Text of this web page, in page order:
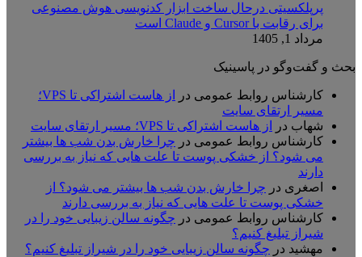
پرپلکسیتی درحال ساخت ابزار کدنویسی هوش مصنوعی
برای رقابت با Cursor و Claude است
مرداد 1, 1405
بحث و گفت‌وگو در پاسینیک
کارشناس روابط عمومی در
از هاست اشتراکی تا VPS؛
مسیر ارتقای سایت
شهاب در
از هاست اشتراکی تا VPS؛ مسیر ارتقای سایت
کارشناس روابط عمومی در چرا خارش بدن شب ها بیشتر
می شود؟ از خشکی پوست تا علت هایی که نیاز به بررسی
دارند
اصغری در چرا خارش بدن شب ها بیشتر می شود؟ از
خشکی پوست تا علت هایی که نیاز به بررسی دارند
کارشناس روابط عمومی در چگونه سالن زیبایی خود را در
شیراز تبلیغ کنیم؟
مهشید در چگونه سالن زیبایی خود را در شیراز تبلیغ کنیم؟